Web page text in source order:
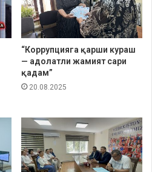
“Коррупцияга қарши кураш
— адолатли жамият сари
қадам”
20.08.2025